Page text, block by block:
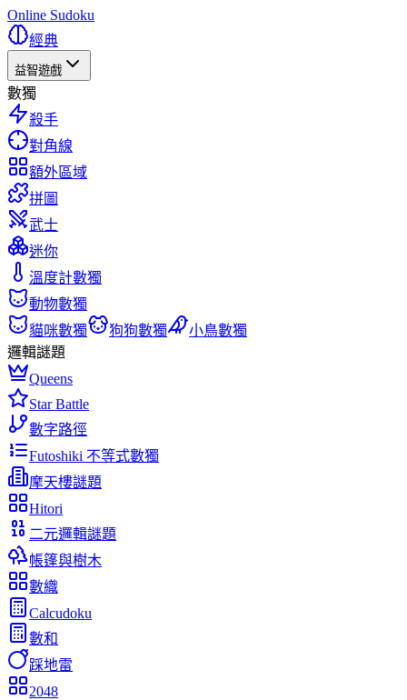
Online Sudoku
經典
益智遊戲
數獨
殺手
對角線
額外區域
拼圖
武士
迷你
溫度計數獨
動物數獨
貓咪數獨
狗狗數獨
小鳥數獨
邏輯謎題
Queens
Star Battle
數字路徑
Futoshiki 不等式數獨
摩天樓謎題
Hitori
二元邏輯謎題
帳篷與樹木
數織
Calcudoku
數和
踩地雷
2048